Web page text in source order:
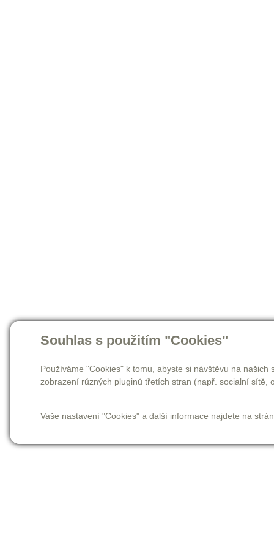
Souhlas s použitím "Cookies"
Používáme "Cookies" k tomu, abyste si návštěvu na
zobrazení různých pluginů třetích stran (např. socialní sítě,
Vaše nastavení "Cookies" a další informace najdete na